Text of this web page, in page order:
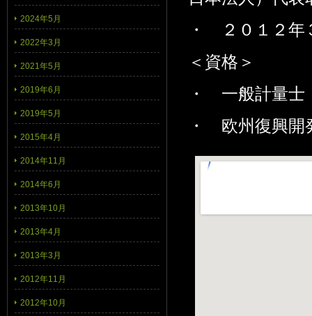
・ ２０１２年
＜資格＞
・ 一般計量士
・ 欧州復興開
2024年5月
2022年3月
2021年5月
2019年6月
2019年5月
2015年4月
2014年11月
2014年6月
2013年10月
2013年4月
2013年3月
2012年11月
2012年10月